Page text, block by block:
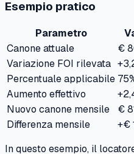
Esempio pratico
Parametro
Canone attuale
€
Variazione FOI rilevata
Percentuale applicabile
Aumento effettivo
Nuovo canone mensile
€
Differenza mensile
+€
In questo esempio, il